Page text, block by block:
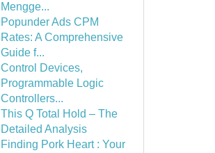
Mengge...
Popunder Ads CPM
Rates: A Comprehensive
Guide f...
Control Devices,
Programmable Logic
Controllers...
This Q Total Hold – The
Detailed Analysis
Finding Pork Heart : Your